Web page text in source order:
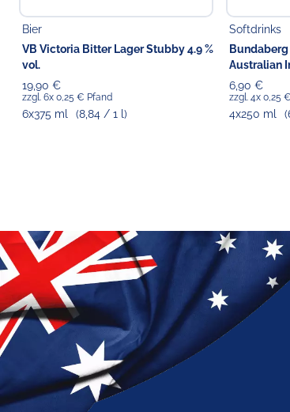
Bier
VB Victoria Bitter Lager Stubby 4.9 %
vol.
19,90 €
zzgl. 6x 0,25 € Pfand
6x375 ml (8,84 / 1 l)
Softdrinks
Australian
6,90 €
zzgl. 4x 0,25
4x250 ml